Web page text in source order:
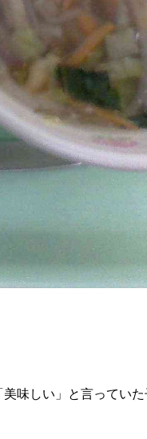
味しい」と言っていた